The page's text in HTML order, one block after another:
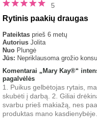
5
Rytinis paakių draugas
Pateiktas prieš 6 metų
Autorius Jolita
Nuo Plungė
Jūs: Nepriklausoma grožio
Komentarai „Mary Kay®“
pagalvėlės
1. Puikus gelbėtojas rytais,
skubėti į darbą. 2. Giliai
svarbu prieš makiažą, nes
produktas mano kasdienybėje.